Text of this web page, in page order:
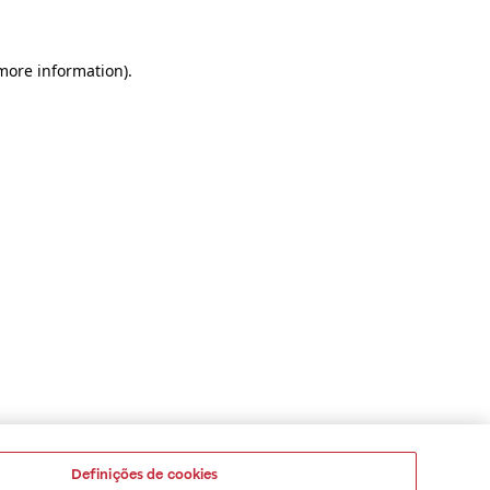
information).
Definições de cookies